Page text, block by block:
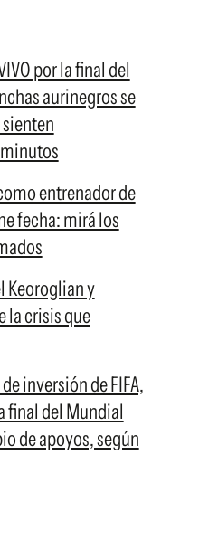
por la final del
aurinegros se
entrenador de
fecha: mirá los
Keoroglian y
la crisis que
inversión de FIFA,
final del Mundial
de apoyos, según